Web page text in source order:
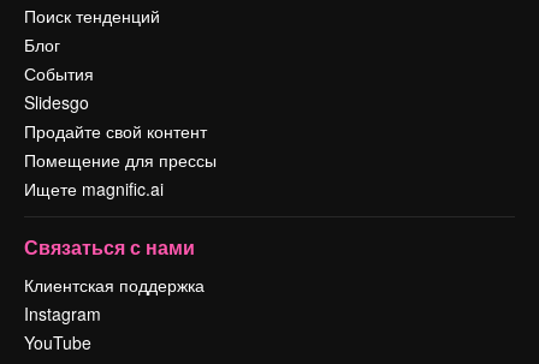
Поиск тенденций
Блог
События
Slidesgo
Продайте свой контент
Помещение для прессы
Ищете magnific.ai
Связаться с нами
Клиентская поддержка
Instagram
YouTube